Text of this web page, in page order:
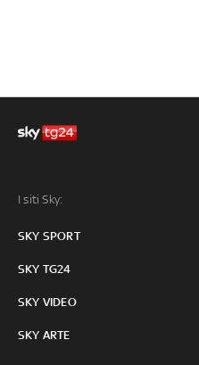
I siti Sky:
SKY SPORT
SKY TG24
SKY VIDEO
SKY ARTE